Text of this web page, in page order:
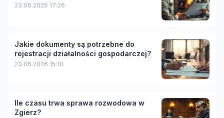
23.06.2026 17:26
Jakie dokumenty są potrzebne do
rejestracji działalności gospodarczej?
23.06.2026 15:18
Ile czasu trwa sprawa rozwodowa w
Zgierz?